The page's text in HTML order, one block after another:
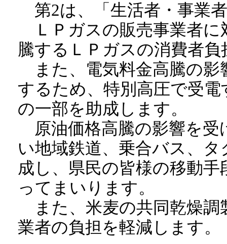
第2は、「生活者・事業
ＬＰガスの販売事業者に
騰するＬＰガスの消費者
また、電気料金高騰の影
するため、特別高圧で受
の一部を助成します。
原油価格高騰の影響を受
い地域鉄道、乗合バス、
成し、県民の皆様の移動
ってまいります。
また、米麦の共同乾燥調
業者の負担を軽減します。